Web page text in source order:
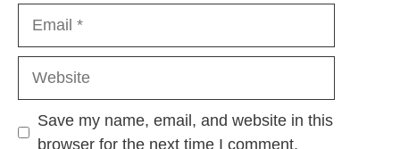
Save my name, email, and website in this
browser for the next time I comment.